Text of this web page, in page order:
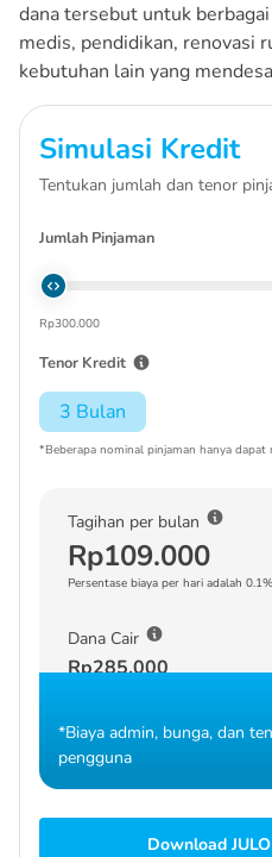
dana tersebut untuk
medis, pendidikan, renovasi
kebutuhan lain yang
Simulasi Kredit
Tentukan jumlah dan tenor
Jumlah Pinjaman
Rp300.000
Tenor Kredit
3 Bulan
*Beberapa nominal pinjaman hanya
Tagihan per bulan
Rp109.000
Persentase biaya per hari adalah 0.1%
Dana Cair
Rp285.000
*Biaya admin, bunga, dan
pengguna
Download